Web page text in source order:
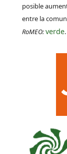
posible
entre la
RoMEO:verde.